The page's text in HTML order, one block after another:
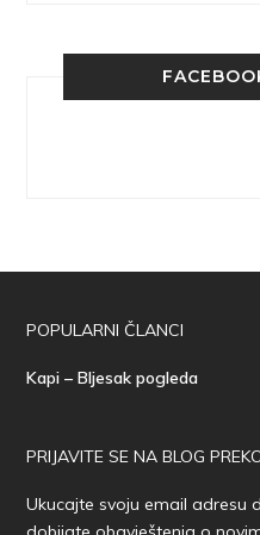
POPULARNI ČLANCI
Kapi – Bljesak pogleda
PRIJAVITE SE NA BLOG
Ukucajte svoju email adresu